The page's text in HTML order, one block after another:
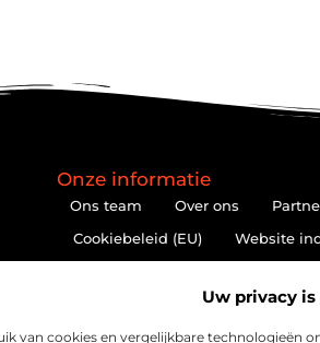
Uw privacy
van cookies en vergelijkbare technologieën
Onze informatie
Ons team Over ons
Cookiebeleid (EU)
Website